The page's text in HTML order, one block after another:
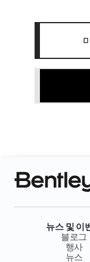
뉴스 및 이
블로그
행사
뉴스